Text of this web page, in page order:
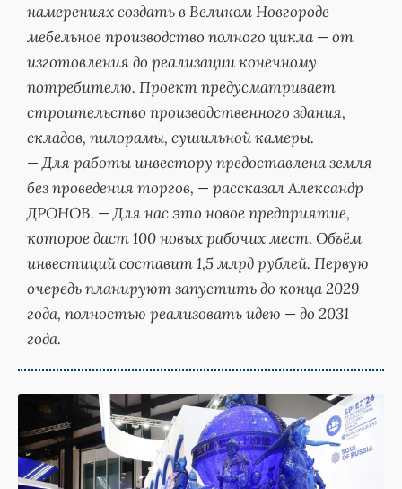
намерениях создать в Великом Новгороде
мебельное производство полного цикла — от
изготовления до реализации конечному
потребителю. Проект предусматривает
строительство производственного здания,
складов, пилорамы, сушильной камеры.
— Для работы инвестору предоставлена земля
без проведения торгов, — рассказал Александр
ДРОНОВ. — Для нас это новое предприятие,
которое даст 100 новых рабочих мест. Объём
инвестиций составит 1,5 млрд рублей. Первую
очередь планируют запустить до конца 2029
года, полностью реализовать идею — до 2031
года.